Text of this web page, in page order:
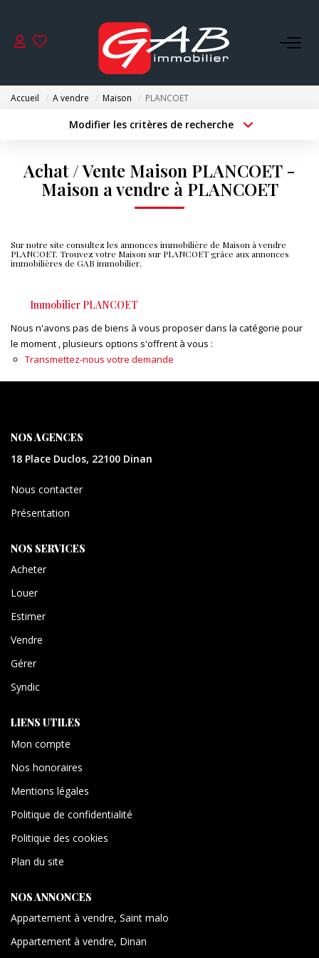
ACHETER
SYNDIC
GESTION
CONTACT
Accueil A vendre Maison PLANCOET
Modifier les critères de recherche
Sélectionnez...
Type de bien
Surface min
Créer une alerte
Achat / Vente Maison PLANCOET -
Maison a vendre à PLANCOET
Sur notre site consultez les annonces immobilière de Maison à vendre
PLANCOET. Trouvez votre Maison sur PLANCOET grâce aux annonces
immobilières de GAB immobilier.
Immobilier PLANCOET
Nous n'avons pas de biens à vous proposer dans la catégorie pour
le moment , plusieurs options s'offrent à vous :
Transmettez-nous votre demande
NOS AGENCES
18 Place Duclos, 22100 Dinan
Nous contacter
Présentation
NOS SERVICES
Acheter
Louer
Estimer
Vendre
Gérer
Syndic
LIENS UTILES
Mon compte
Nos honoraires
Mentions légales
Politique de confidentialité
Politique des cookies
Plan du site
NOS ANNONCES
Appartement à vendre, Saint malo
Appartement à vendre, Dinan